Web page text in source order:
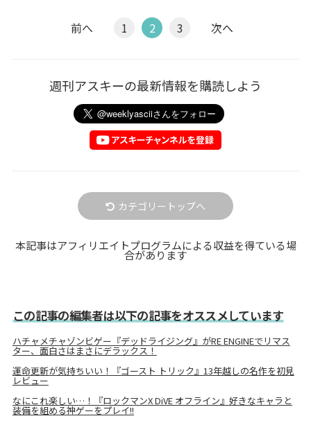
前へ 1 2 3 次へ
週刊アスキーの最新情報を購読しよう
カテゴリートップへ
本記事はアフィリエイトプログラムによる収益を得ている場
合があります
この記事の編集者は以下の記事をオススメしています
ハチャメチャゾンビゲー『デッドライジング』がRE ENGINEでリマス
ター、面白さはまさにデラックス！
運命更新が気持ちいい！『ゴースト トリック』13年越しの名作を初見
レビュー
なにこれ楽しい…！『ロックマンX DiVE オフライン』好きなキャラと
装備を組める神ゲーをプレイ!!